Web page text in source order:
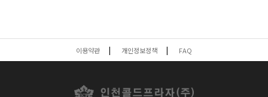
이용약관 개인정보정책 FAQ